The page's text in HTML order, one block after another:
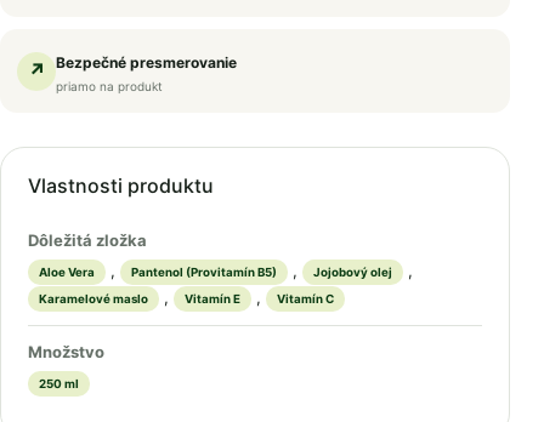
↗ Bezpečné presmerovanie
priamo na produkt
Vlastnosti produktu
Dôležitá zložka
Aloe Vera , Pantenol (Provitamín B5) , Jojobový olej ,
Karamelové maslo , Vitamín E , Vitamín C
Množstvo
250 ml